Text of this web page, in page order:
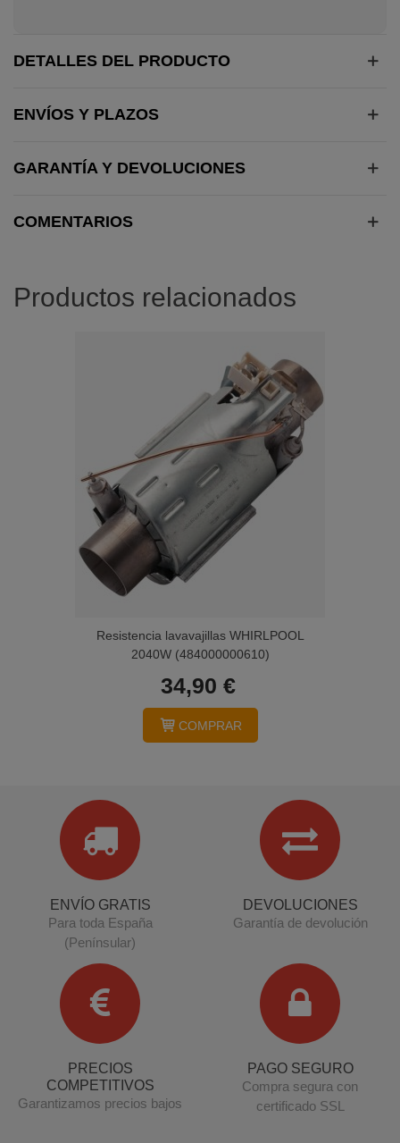
DETALLES DEL PRODUCTO
ENVÍOS Y PLAZOS
GARANTÍA Y DEVOLUCIONES
COMENTARIOS
Productos relacionados
Resistencia lavavajillas WHIRLPOOL
2040W (484000000610)
34,90 €
COMPRAR
ENVÍO GRATIS
Para toda España
(Penínsular)
DEVOLUCIONES
Garantía de devolución
PRECIOS
COMPETITIVOS
Garantizamos precios bajos
PAGO SEGURO
Compra segura con
certificado SSL